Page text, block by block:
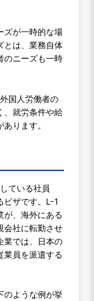
ズが一時的な場
とは、業務自体
のニーズも一時
国人労働者の
、就労条件や給
ります。
ている社員
ビザです。L-1
が、海外にある
会社に転勤させ
業では、日本の
業員を派遣する
のような例が挙